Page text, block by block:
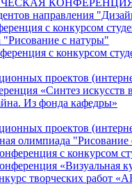
направления
с конкурсом
с натуры"
с конкурсом
проектов
«Синтез искусств
Из фонда кафедры»
проектов
олимпиада
с конкурсом
«Визуальная
творческих работ